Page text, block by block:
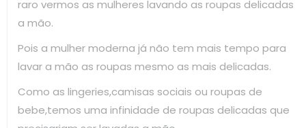
raro vermos as mulheres lavando as roupas delicadas
a mão.
Pois a mulher moderna já não tem mais tempo para
lavar a mão as roupas mesmo as mais delicadas.
Como as lingeries,camisas sociais ou roupas de
bebe,temos uma infinidade de roupas delicadas que